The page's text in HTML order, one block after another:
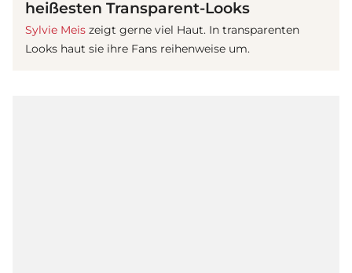
heißesten Transparent-Looks
Sylvie Meis zeigt gerne viel Haut. In transparenten
Looks haut sie ihre Fans reihenweise um.